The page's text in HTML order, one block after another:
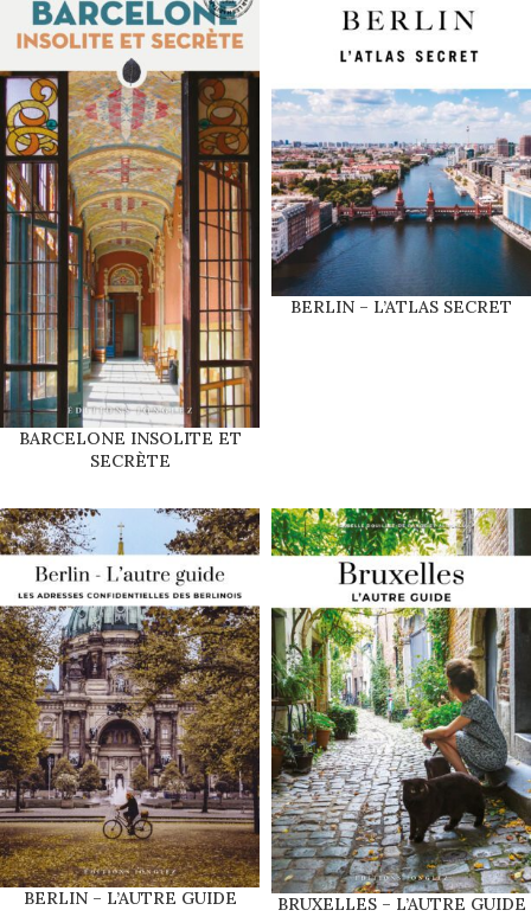
BARCELONE INSOLITE ET
SECRÈTE
BERLIN – L’ATLAS SECRET
BERLIN – L’AUTRE GUIDE BRUXELLES – L’AUTRE GUIDE